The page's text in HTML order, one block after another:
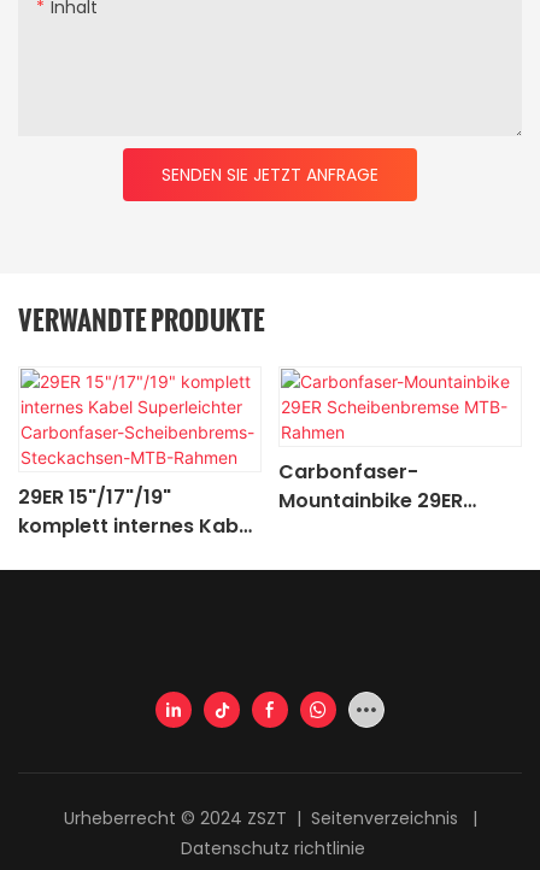
Inhalt
SENDEN SIE JETZT ANFRAGE
VERWANDTE PRODUKTE
29ER 15"/17"/19"
komplett internes Kabel
Carbonfaser-
Mountainbike 29ER
Urheberrecht © 2024 ZSZT | Seitenverzeichnis
|
Datenschutz richtlinie